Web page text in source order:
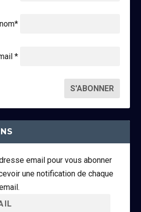
*
email pour vous abonner
une notification de chaque